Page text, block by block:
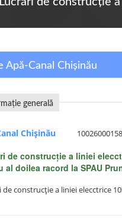
Apă-Canal Chişinău
generală
Chişinău
de construcție a liniei
al doilea racord la SPAU
de construcție a liniei elecctrice